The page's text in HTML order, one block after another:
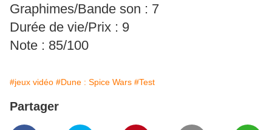
Graphimes/Bande son : 7
Durée de vie/Prix : 9
Note : 85/100
#jeux vidéo #Dune : Spice Wars #Test
Partager